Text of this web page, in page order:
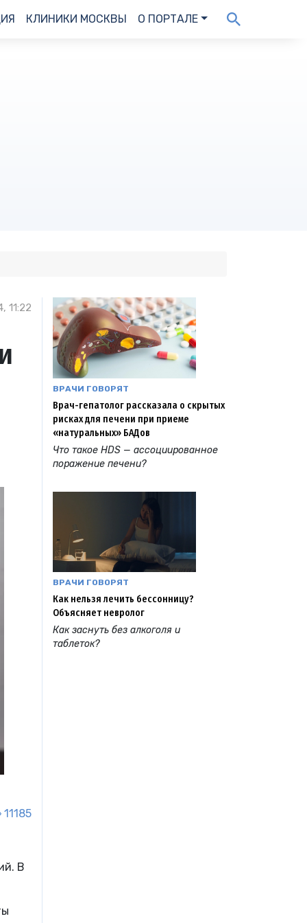
КЛИНИКИ МОСКВЫ О ПОРТАЛЕ
11:22
11185
В
ВРАЧИ ГОВОРЯТ
Врач-гепатолог рассказала о скрытых
рисках для печени при приеме
«натуральных» БАДов
Что такое HDS — ассоциированное
поражение печени?
ВРАЧИ ГОВОРЯТ
Как нельзя лечить бессонницу?
Объясняет невролог
Как заснуть без алкоголя и
таблеток?